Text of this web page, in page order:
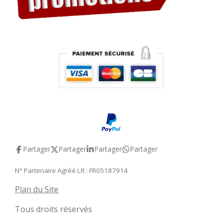
Partager Partager Partager Partager
N° Partenaire Agréé LR : FR05187914
Plan du Site
Tous droits réservés